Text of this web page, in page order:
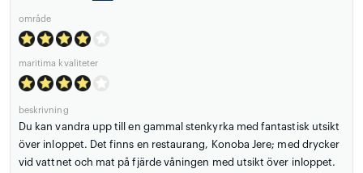
område
maritima kvaliteter
beskrivning
Du kan vandra upp till en gammal stenkyrka med fantastisk utsikt
över inloppet. Det finns en restaurang, Konoba Jere; med drycker
vid vattnet och mat på fjärde våningen med utsikt över inloppet.